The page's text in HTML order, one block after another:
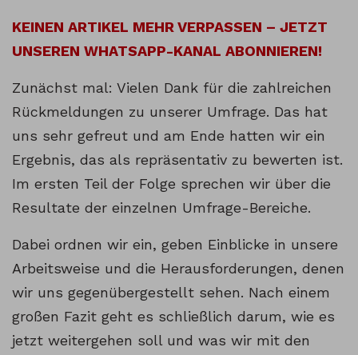
KEINEN ARTIKEL MEHR VERPASSEN – JETZT
UNSEREN WHATSAPP-KANAL ABONNIEREN!
Zunächst mal: Vielen Dank für die zahlreichen
Rückmeldungen zu unserer Umfrage. Das hat
uns sehr gefreut und am Ende hatten wir ein
Ergebnis, das als repräsentativ zu bewerten ist.
Im ersten Teil der Folge sprechen wir über die
Resultate der einzelnen Umfrage-Bereiche.
Dabei ordnen wir ein, geben Einblicke in unsere
Arbeitsweise und die Herausforderungen, denen
wir uns gegenübergestellt sehen. Nach einem
großen Fazit geht es schließlich darum, wie es
jetzt weitergehen soll und was wir mit den